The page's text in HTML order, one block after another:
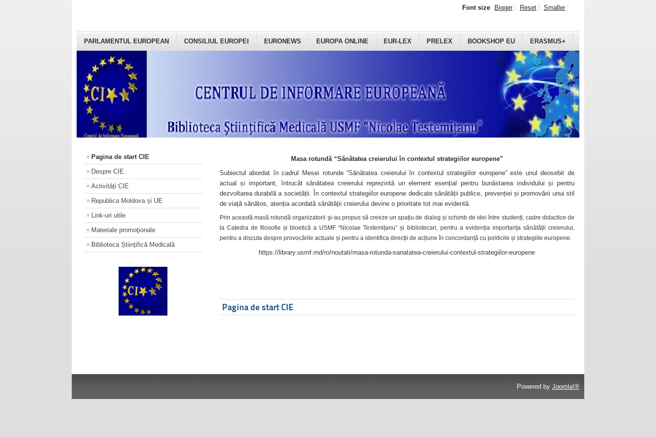
PARLAMENTUL EUROPEAN CONSILIUL EUROPEI EURONEWS EUROPA ONLINE EUR-LEX PRELEX BOOKSHOP EU ERASMUS+
Font size Bigger Reset Smaller
Pagina de start CIE
Despre CIE
Activități CIE
Republica Moldova și UE
Link-uri utile
Materiale promoţionale
Biblioteca Științifică Medicală
Masa rotundă “Sănătatea creierului în contextul strategiilor europene”
Subiectul abordat în cadrul Mesei rotunde “Sănătatea creierului în contextul strategiilor europene” este unul deosebit de
actual și important, întrucât sănătatea creierului reprezintă un element esențial pentru bunăstarea individului și pentru
dezvoltarea durabilă a societății. În contextul strategiilor europene dedicate sănătății publice, prevenției și promovării unui stil
de viață sănătos, atenția acordată sănătății creierului devine o prioritate tot mai evidentă.
Prin această masă rotundă organizatorii şi-au propus să creeze un spațiu de dialog și schimb de idei între studenți, cadre didactice de
la Catedra de filosofie și bioetică a USMF “Nicolae Testemițanu” și bibliotecari, pentru a evidenția importanța sănătății creierului,
pentru a discuta despre provocările actuale și pentru a identifica direcții de acțiune în concordanță cu politicile și strategiile europene.
https://library.usmf.md/ro/noutati/masa-rotunda-sanatatea-creierului-contextul-strategiilor-europene
Pagina de start CIE
Powered by Joomla!®